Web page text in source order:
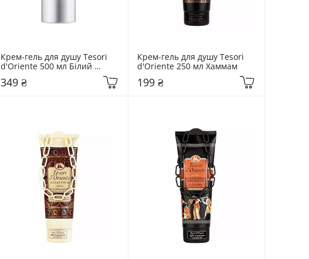
Крем-гель для душу Tesori
d'Oriente 500 мл Білий
349 ₴
Крем-гель для душу Tesori
d'Oriente 250 мл Хаммам
199 ₴